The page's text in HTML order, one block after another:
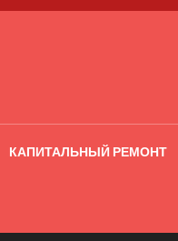
КАПИТАЛЬНЫЙ РЕМОНТ